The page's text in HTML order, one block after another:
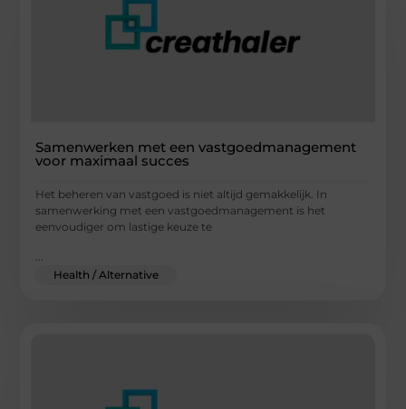
Samenwerken met een vastgoedmanagement
voor maximaal succes
Het beheren van vastgoed is niet altijd gemakkelijk. In
samenwerking met een vastgoedmanagement is het
eenvoudiger om lastige keuze te
Health / Alternative